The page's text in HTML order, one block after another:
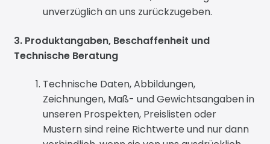
unverzüglich an uns zurückzugeben.
3. Produktangaben, Beschaffenheit und
Technische Beratung
Technische Daten, Abbildungen,
Zeichnungen, Maß- und Gewichtsangaben in
unseren Prospekten, Preislisten oder
Mustern sind reine Richtwerte und nur dann